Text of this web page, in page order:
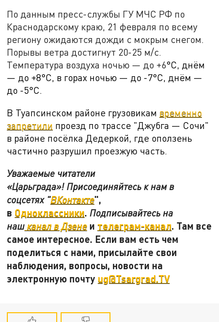
По данным пресс-службы ГУ МЧС РФ по
Краснодарскому краю, 21 февраля по всему
региону ожидаются дожди с мокрым снегом.
Порывы ветра достигнут 20-25 м/с.
Температура воздуха ночью — до +6°C, днём
— до +8°C, в горах ночью — до -7°C, днём —
до -5°C.
В Туапсинском районе грузовикам временно
запретили проезд по трассе "Джубга — Сочи"
в районе посёлка Дедеркой, где оползень
частично разрушил проезжую часть.
Уважаемые читатели
«Царьграда»! Присоединяйтесь к нам в
соцсетях "ВКонтакте",
в Одноклассники. Подписывайтесь на
наш канал в Дзене и телеграм-канал. Там все
самое интересное. Если вам есть чем
поделиться с нами, присылайте свои
наблюдения, вопросы, новости на
электронную почту ug@Tsargrad.TV